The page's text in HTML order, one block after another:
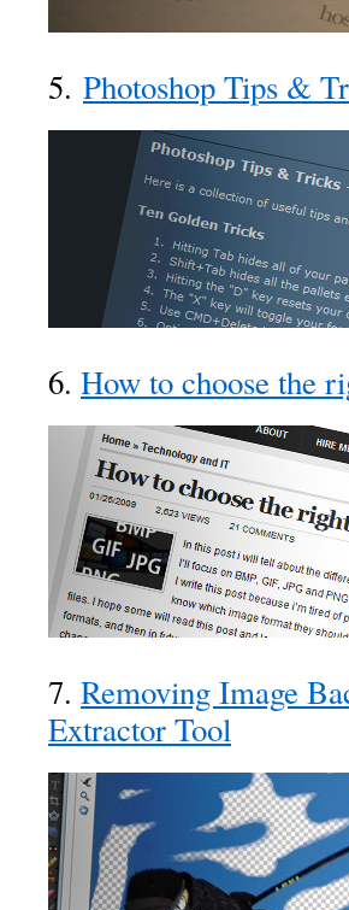
5. Photoshop Tips &
6. How to choose the
7. Removing Image
Extractor Tool